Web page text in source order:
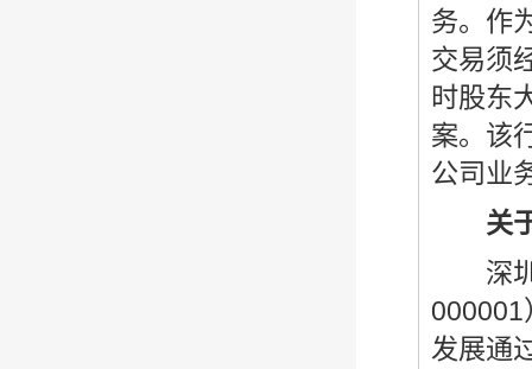
务。作
交易须
时股东
案。该
公司业
关
深圳
000001
发展通